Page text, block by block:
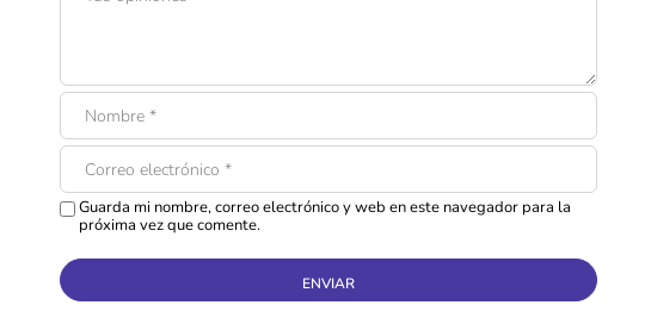
Guarda mi nombre, correo electrónico y web en este navegador para la
próxima vez que comente.